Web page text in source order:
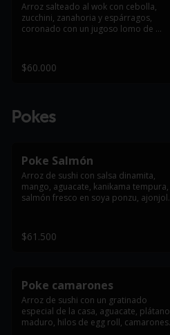
Arroz salteado al wok con cebolla,
zucchini, zanahoria y espárragos,
coronado con un jugoso lomo de
$60.000
Pokes
Poke Salmón
Arroz de sushi con salsa dinamita,
mango, aguacate, kanikama tempura,
salmón fresco en soya ponzu, ajonjolí
$61.500
Poke camarones
Arroz de sushi con un gratinado
especial de la casa, aguacate, plátano
maduro, hilos de egg roll, camarones